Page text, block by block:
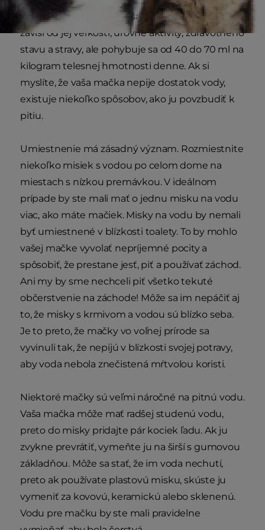
Množstvo vody, ktoré vaša mačka potrebuje,
závisí od jej veľkosti, úrovne aktivity, zdravotného
stavu a stravy, ale pohybuje sa od 40 do 70 ml na
kilogram telesnej hmotnosti denne. Ak si
myslíte, že vaša mačka nepije dostatok vody,
existuje niekoľko spôsobov, ako ju povzbudiť k
pitiu.
Umiestnenie má zásadný význam. Rozmiestnite
niekoľko misiek s vodou po celom dome na
miestach s nízkou premávkou. V ideálnom
prípade by ste mali mať o jednu misku na vodu
viac, ako máte mačiek. Misky na vodu by nemali
byť umiestnené v blízkosti toalety. To by mohlo
vašej mačke vyvolať nepríjemné pocity a
spôsobiť, že prestane jesť, piť a používať záchod.
Ani my by sme nechceli piť všetko tekuté
občerstvenie na záchode! Môže sa im nepáčiť aj
to, že misky s krmivom a vodou sú blízko seba.
Je to preto, že mačky vo voľnej prírode sa
vyvinuli tak, že nepijú v blízkosti svojej potravy,
aby voda nebola znečistená mŕtvolou koristi.
Niektoré mačky sú veľmi náročné na pitnú vodu.
Vaša mačka môže mať radšej studenú vodu,
preto do misky pridajte pár kociek ľadu. Ak ju
zvykne prevrátiť, vymeňte ju na širší s gumovou
základňou. Môže sa stať, že im voda nechutí,
preto ak používate plastovú misku, skúste ju
vymeniť za kovovú, keramickú alebo sklenenú.
Vodu pre mačku by ste mali pravidelne